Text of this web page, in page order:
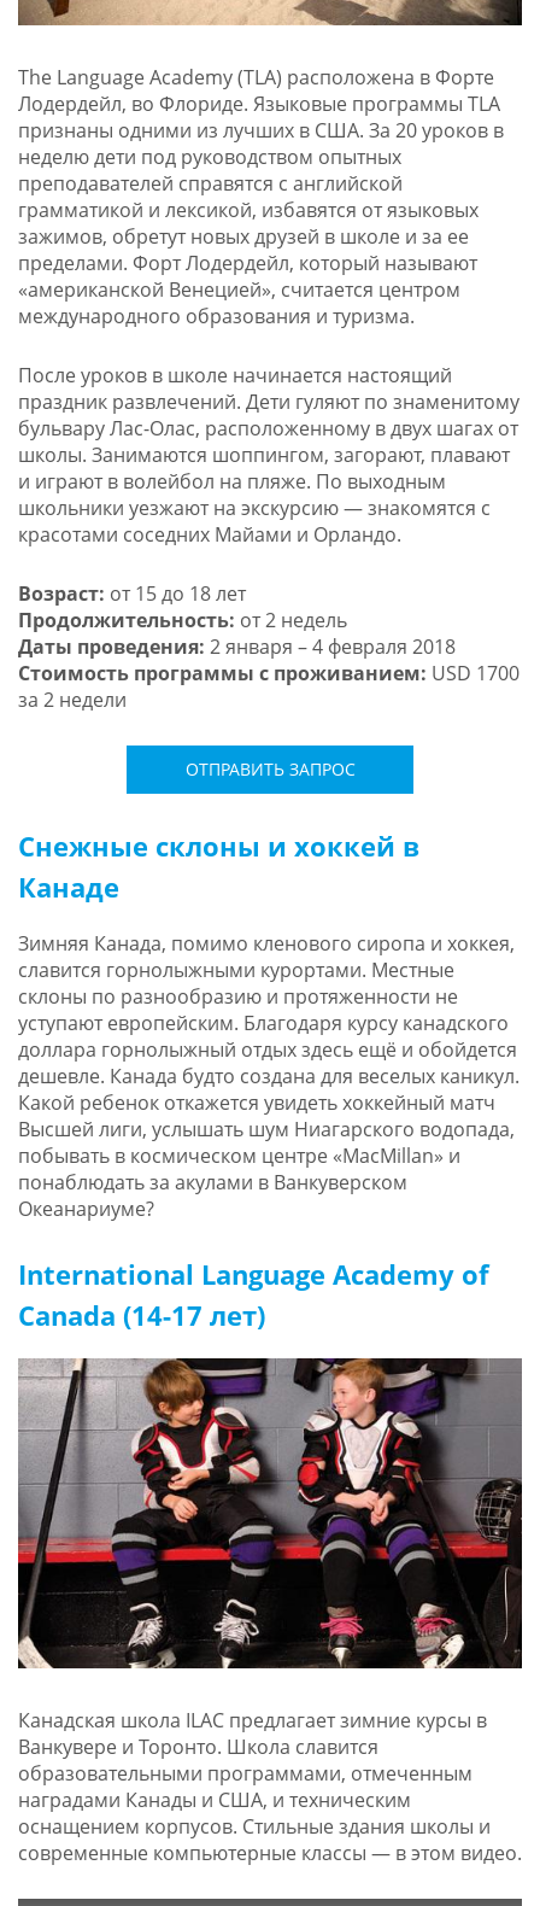
The Language Academy (TLA) расположена в Форте
Лодердейл, во Флориде. Языковые программы TLA
признаны одними из лучших в США. За 20 уроков в
неделю дети под руководством опытных
преподавателей справятся с английской
грамматикой и лексикой, избавятся от языковых
зажимов, обретут новых друзей в школе и за ее
пределами. Форт Лодердейл, который называют
«американской Венецией», считается центром
международного образования и туризма.
После уроков в школе начинается настоящий
праздник развлечений. Дети гуляют по знаменитому
бульвару Лас-Олас, расположенному в двух шагах от
школы. Занимаются шоппингом, загорают, плавают
и играют в волейбол на пляже. По выходным
школьники уезжают на экскурсию — знакомятся с
красотами соседних Майами и Орландо.
Возраст: от 15 до 18 лет
Продолжительность: от 2 недель
Даты проведения: 2 января – 4 февраля 2018
Стоимость программы с проживанием: USD 1700
за 2 недели
ОТПРАВИТЬ ЗАПРОС
Снежные склоны и хоккей в
Канаде
Зимняя Канада, помимо кленового сиропа и хоккея,
славится горнолыжными курортами. Местные
склоны по разнообразию и протяженности не
уступают европейским. Благодаря курсу канадского
доллара горнолыжный отдых здесь ещё и обойдется
дешевле. Канада будто создана для веселых каникул.
Какой ребенок откажется увидеть хоккейный матч
Высшей лиги, услышать шум Ниагарского водопада,
побывать в космическом центре «MacMillan» и
понаблюдать за акулами в Ванкуверском
Океанариуме?
International Language Academy of
Canada (14-17 лет)
Канадская школа ILAC предлагает зимние курсы в
Ванкувере и Торонто. Школа славится
образовательными программами, отмеченным
наградами Канады и США, и техническим
оснащением корпусов. Стильные здания школы и
современные компьютерные классы — в этом видео.